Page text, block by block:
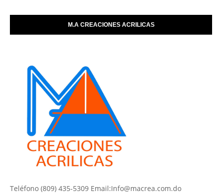
M.A CREACIONES ACRILICAS
Teléfono (809) 435-5309 Email:Info@macrea.com.do